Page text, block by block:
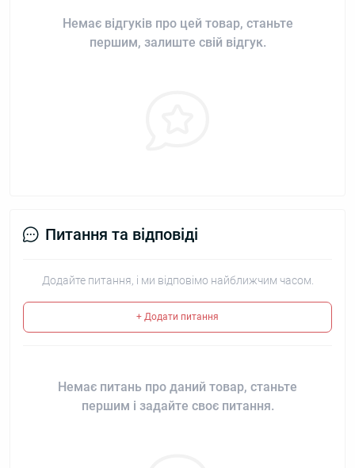
Немає відгуків про цей товар, станьте
першим, залиште свій відгук.
Питання та відповіді
Додайте питання, і ми відповімо найближчим часом.
+ Додати питання
Немає питань про даний товар, станьте
першим і задайте своє питання.